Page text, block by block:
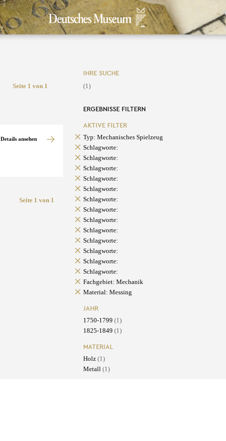
Seite 1 von 1
Details ansehen
Seite 1 von 1
IHRE SUCHE
(1)
ERGEBNISSE FILTERN
AKTIVE FILTER
Typ: Mechanisches Spielzeug
Schlagworte:
Schlagworte:
Schlagworte:
Schlagworte:
Schlagworte:
Schlagworte:
Schlagworte:
Schlagworte:
Schlagworte:
Schlagworte:
Schlagworte:
Schlagworte:
Schlagworte:
Fachgebiet: Mechanik
Material: Messing
JAHR
1750-1799 (1)
1825-1849 (1)
MATERIAL
Holz (1)
Metall (1)